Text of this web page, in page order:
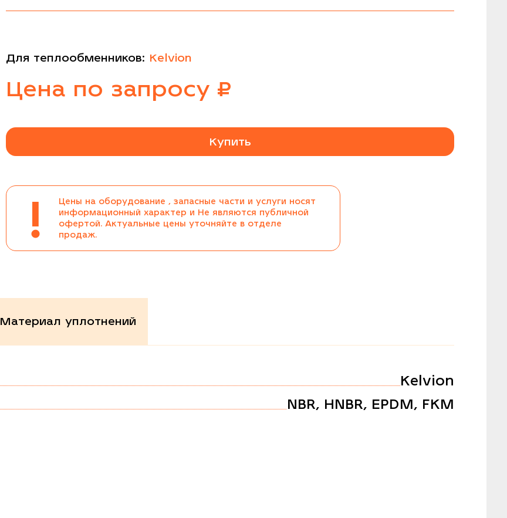
Для теплообменников: Kelvion
Цена по запросу ₽
Купить
!
Цены на оборудование , запасные части и услуги носят
информационный характер и Не являются публичной
офертой. Актуальные цены уточняйте в отделе
продаж.
Материал уплотнений
Kelvion
NBR, HNBR, EPDM, FKM